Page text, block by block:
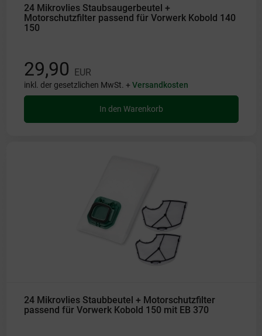
24 Mikrovlies Staubsaugerbeutel +
Motorschutzfilter passend für Vorwerk Kobold 140
150
29,90 EUR
inkl. der gesetzlichen MwSt. +Versandkosten
In den Warenkorb
24 Mikrovlies Staubbeutel + Motorschutzfilter
passend für Vorwerk Kobold 150 mit EB 370